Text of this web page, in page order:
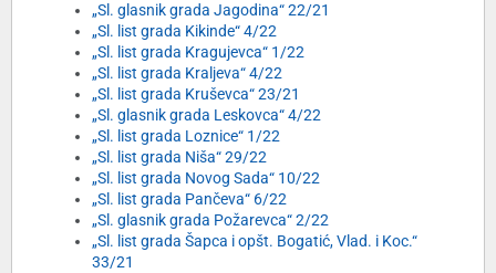
„Sl. glasnik grada Jagodina“ 22/21
„Sl. list grada Kikinde“ 4/22
„Sl. list grada Kragujevca“ 1/22
„Sl. list grada Kraljeva“ 4/22
„Sl. list grada Kruševca“ 23/21
„Sl. glasnik grada Leskovca“ 4/22
„Sl. list grada Loznice“ 1/22
„Sl. list grada Niša“ 29/22
„Sl. list grada Novog Sada“ 10/22
„Sl. list grada Pančeva“ 6/22
„Sl. glasnik grada Požarevca“ 2/22
„Sl. list grada Šapca i opšt. Bogatić, Vlad. i Koc.“
33/21